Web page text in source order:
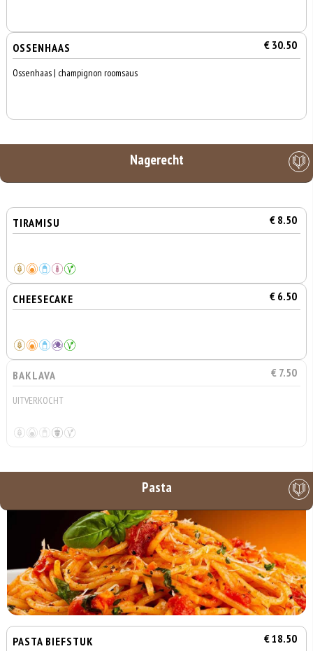
OSSENHAAS € 30.50
Ossenhaas | champignon roomsaus
Nagerecht
TIRAMISU € 8.50
CHEESECAKE € 6.50
BAKLAVA € 7.50
UITVERKOCHT
Pasta
PASTA BIEFSTUK € 18.50